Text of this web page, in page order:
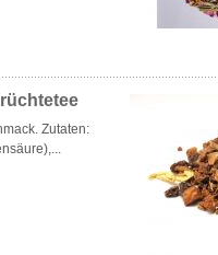
Zutaten: